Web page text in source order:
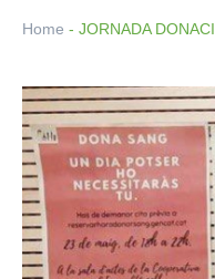
Home - JORNADA